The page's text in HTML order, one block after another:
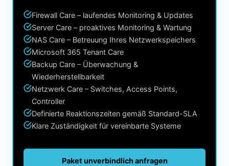
Firewall Care – laufendes Monitoring & Updates
Server Care – proaktives Monitoring & Wartung
NAS Care – Betreuung Ihres Netzwerkspeichers
Microsoft 365 Tenant Care
Backup Care – Überwachung &
Wiederherstellbarkeit
Netzwerk Care – Switches, Access Points,
Controller
Definierte Reaktionszeiten gemäß Standard-SLA
Klare Zuständigkeit für vereinbarte Systeme
Paket unverbindlich anfragen